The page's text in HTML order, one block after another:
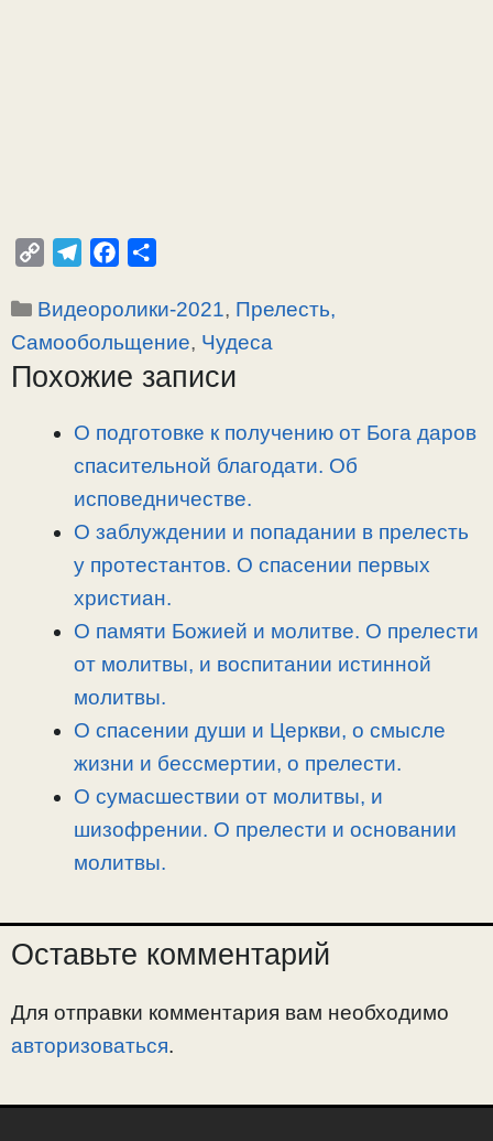
p
y
L
l
e
g
a
c
e
b
п
р
а
Рубрики
Видеоролики-2021, Прелесть,
Самообольщение, Чудеса
Похожие записи
О подготовке к получению от Бога даров
спасительной благодати. Об
исповедничестве.
О заблуждении и попадании в прелесть
у протестантов. О спасении первых
христиан.
О памяти Божией и молитве. О прелести
от молитвы, и воспитании истинной
молитвы.
О спасении души и Церкви, о смысле
жизни и бессмертии, о прелести.
О сумасшествии от молитвы, и
шизофрении. О прелести и основании
молитвы.
Оставьте комментарий
Для отправки комментария вам необходимо
авторизоваться.